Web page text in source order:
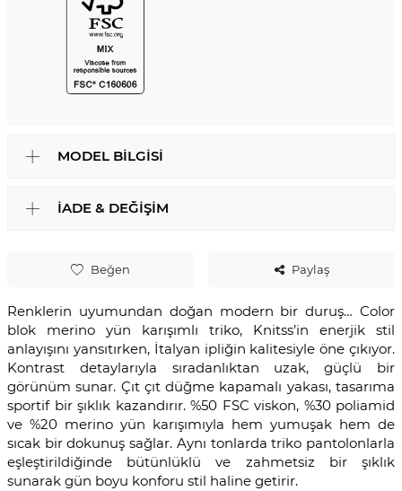
Beğen Paylaş
Renklerin uyumundan doğan modern bir duruş… Color
blok merino yün karışımlı triko, Knitss’in enerjik stil
anlayışını yansıtırken, İtalyan ipliğin kalitesiyle öne çıkıyor.
Kontrast detaylarıyla sıradanlıktan uzak, güçlü bir
görünüm sunar. Çıt çıt düğme kapamalı yakası, tasarıma
sportif bir şıklık kazandırır. %50 FSC viskon, %30 poliamid
ve %20 merino yün karışımıyla hem yumuşak hem de
sıcak bir dokunuş sağlar. Aynı tonlarda triko pantolonlarla
eşleştirildiğinde bütünlüklü ve zahmetsiz bir şıklık
sunarak gün boyu konforu stil haline getirir.
MODEL BILGISI
İADE & DEĞIŞIM